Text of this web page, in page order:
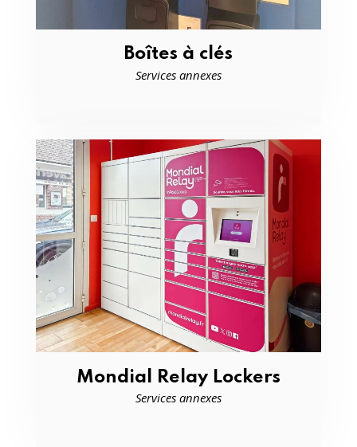
Boîtes à clés
Services annexes
Mondial Relay Lockers
Services annexes